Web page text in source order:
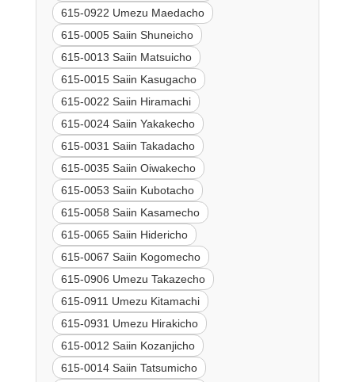
615-0922 Umezu Maedacho
615-0005 Saiin Shuneicho
615-0013 Saiin Matsuicho
615-0015 Saiin Kasugacho
615-0022 Saiin Hiramachi
615-0024 Saiin Yakakecho
615-0031 Saiin Takadacho
615-0035 Saiin Oiwakecho
615-0053 Saiin Kubotacho
615-0058 Saiin Kasamecho
615-0065 Saiin Hidericho
615-0067 Saiin Kogomecho
615-0906 Umezu Takazecho
615-0911 Umezu Kitamachi
615-0931 Umezu Hirakicho
615-0012 Saiin Kozanjicho
615-0014 Saiin Tatsumicho